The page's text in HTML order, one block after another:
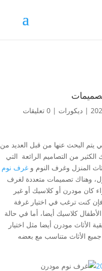
| ديكورات | 0 تعليقات
البحث عنها من قبل العديد من
من التصاميم الرائعة التي
المنزل وغرف النوم و غرف نوم
وهناك تصميمات متعددة لغرف
كان مودرن أو كلاسيك أو غير
كنت ترغب في اختيار غرفة
كلاسيك أيضا، أما في حالة
الأثاث مودرن أيضا مثل اختيار
الأثاث متناسب مع بعضه